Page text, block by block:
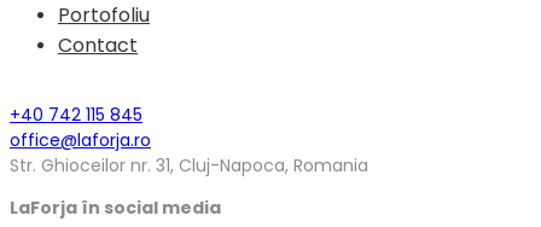
Portofoliu
Contact
+40 742 115 845
office@laforja.ro
Str. Ghioceilor nr. 31, Cluj-Napoca, Romania
LaForja în social media